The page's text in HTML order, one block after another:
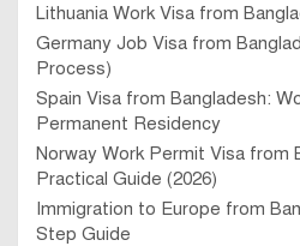
Lithuania Work Visa from
Germany Job Visa from
Process)
Spain Visa from Bangladesh:
Permanent Residency
Norway Work Permit Visa from
Practical Guide (2026)
Immigration to Europe from
Step Guide